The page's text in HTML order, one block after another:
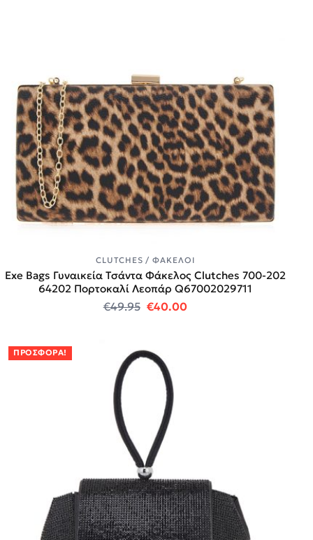
CLUTCHES / ΦΆΚΕΛΟΙ
Exe Bags Γυναικεία Τσάντα Φάκελος Clutches 700-202
64202 Πορτοκαλί Λεοπάρ Q67002029711
€49.95 Original price was: €49.95.
€40.00Η τρέχουσα τιμή
ΠΡΟΣΦΟΡΆ!